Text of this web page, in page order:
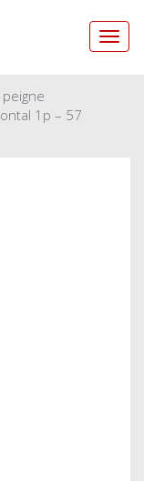
1p – 57